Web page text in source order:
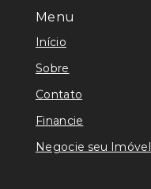
Menu
Início
Sobre
Contato
Financie
Negocie seu Imóvel